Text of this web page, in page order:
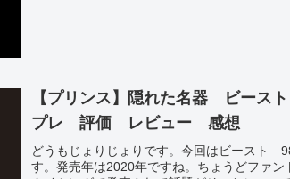
【プリンス】隠れた名器 ビー
プレ 評価 レビュー 感想
どうもじょりじょりです。今回はビースト
す。発売年は2020年ですね。ちょうどファン